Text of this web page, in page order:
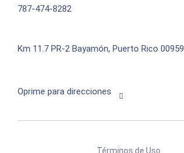
Km 11.7 PR-2 Bayamón, Puerto Rico 00959
787-474-8282
Oprime para direcciones
Términos de Uso